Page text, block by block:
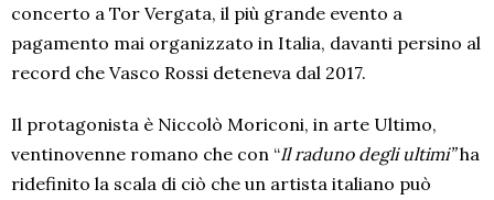
concerto a Tor Vergata, il più grande evento a
pagamento mai organizzato in Italia, davanti persino al
record che Vasco Rossi deteneva dal 2017.
Il protagonista è Niccolò Moriconi, in arte Ultimo,
ventinovenne romano che con “Il raduno degli ultimi”ha
ridefinito la scala di ciò che un artista italiano può